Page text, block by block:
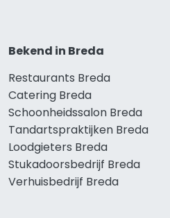
Bekend in Breda
Restaurants Breda
Catering Breda
Schoonheidssalon Breda
Tandartspraktijken Breda
Loodgieters Breda
Stukadoorsbedrijf Breda
Verhuisbedrijf Breda